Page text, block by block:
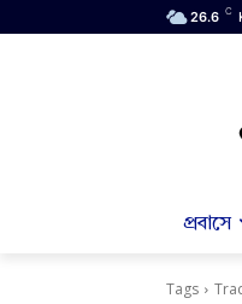
26.6 C
প্রবাসে
Tags